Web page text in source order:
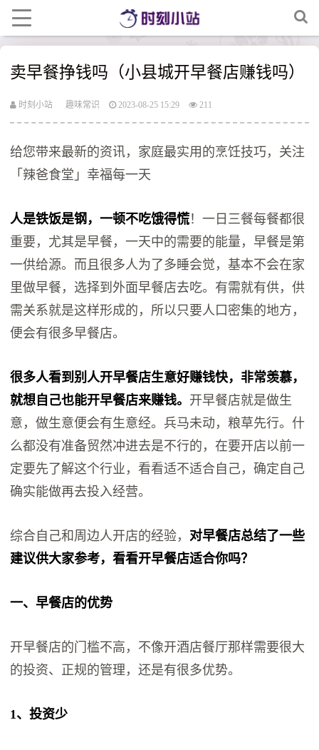
卖早餐挣钱吗（小县城开早餐店赚钱吗）
时刻小站 趣味常识 2023-08-25 15:29 211
给您带来最新的资讯，家庭最实用的烹饪技巧，关注
「辣爸食堂」幸福每一天
人是铁饭是钢，一顿不吃饿得慌！一日三餐每餐都很
重要，尤其是早餐，一天中的需要的能量，早餐是第
一供给源。而且很多人为了多睡会觉，基本不会在家
里做早餐，选择到外面早餐店去吃。有需就有供，供
需关系就是这样形成的，所以只要人口密集的地方，
便会有很多早餐店。
很多人看到别人开早餐店生意好赚钱快，非常羡慕，
就想自己也能开早餐店来赚钱。 开早餐店就是做生
意，做生意便会有生意经。兵马未动，粮草先行。什
么都没有准备贸然冲进去是不行的，在要开店以前一
定要先了解这个行业，看看适不适合自己，确定自己
确实能做再去投入经营。
综合自己和周边人开店的经验，对早餐店总结了一些
建议供大家参考，看看开早餐店适合你吗？
一、早餐店的优势
开早餐店的门槛不高，不像开酒店餐厅那样需要很大
的投资、正规的管理，还是有很多优势。
1、投资少